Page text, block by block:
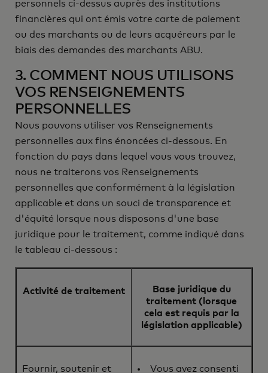
personnels ci-dessus auprès des institutions
financières qui ont émis votre carte de paiement
ou des marchants ou de leurs acquéreurs par le
biais des demandes des marchants ABU.
3. COMMENT NOUS UTILISONS
VOS RENSEIGNEMENTS
PERSONNELLES
Nous pouvons utiliser vos Renseignements
personnelles aux fins énoncées ci-dessous. En
fonction du pays dans lequel vous vous trouvez,
nous ne traiterons vos Renseignements
personnelles que conformément à la législation
applicable et dans un souci de transparence et
d'équité lorsque nous disposons d'une base
juridique pour le traitement, comme indiqué dans
le tableau ci-dessous :
Activité de traitement
Base juridique du
traitement (lorsque
cela est requis par la
législation applicable)
Fournir, soutenir et Vous avez consenti